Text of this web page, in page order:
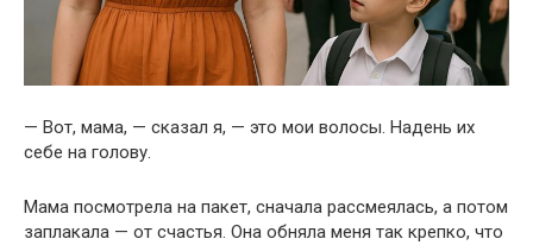
— Вот, мама, — сказал я, — это мои волосы. Надень их
себе на голову.
Мама посмотрела на пакет, сначала рассмеялась, а потом
заплакала — от счастья. Она обняла меня так крепко, что